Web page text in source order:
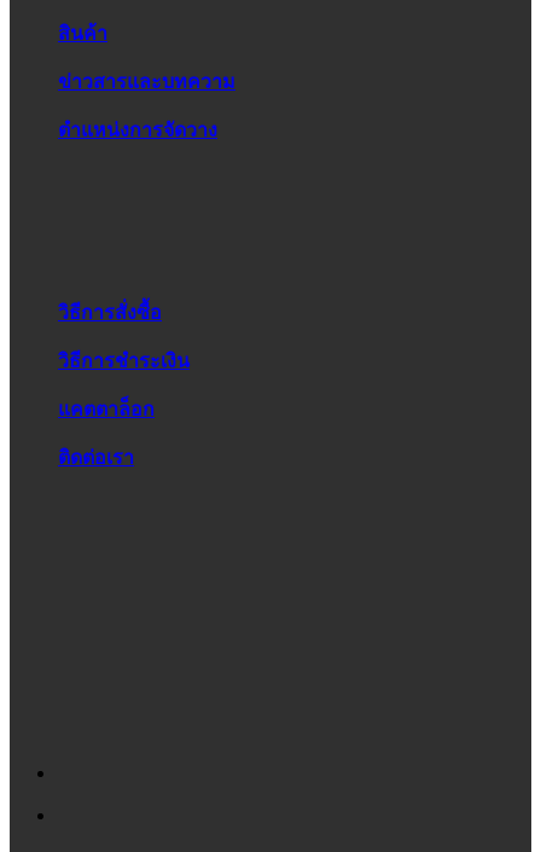
สินค้า
ข่าวสารและบทความ
ตำแหน่งการจัดวาง
วิธีการสั่งซื้อ
วิธีการชำระเงิน
แคตตาล็อก
ติดต่อเรา